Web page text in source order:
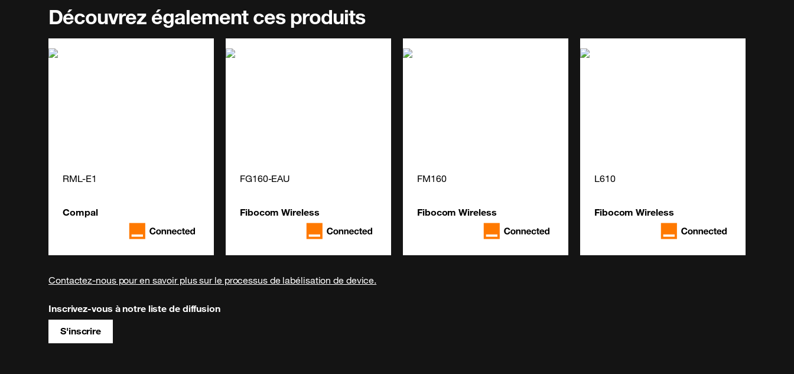
Découvrez également ces produits
RML-E1
Compal
FG160-EAU
Fibocom Wireless
FM160
Fibocom Wireless
L610
Fibocom Wireless
Contactez-nous pour en savoir plus sur le processus de labélisation de device.
Inscrivez-vous à notre liste de diffusion
S'inscrire